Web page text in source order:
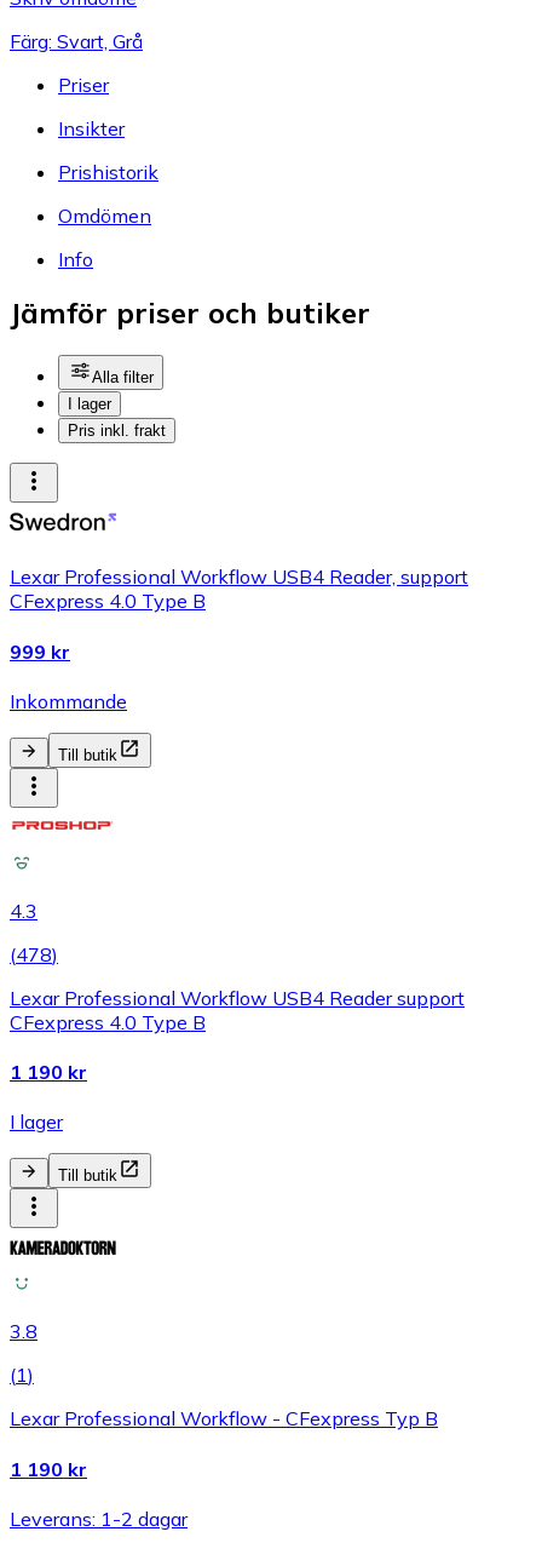
Färg: Svart, Grå
Priser
Insikter
Prishistorik
Omdömen
Info
Jämför priser och butiker
Alla filter
I lager
Pris inkl. frakt
Lexar Professional Workflow USB4 Reader, support
CFexpress 4.0 Type B
999 kr
Inkommande
Till butik
4.3
(478)
Lexar Professional Workflow USB4 Reader support
CFexpress 4.0 Type B
1 190 kr
I lager
Till butik
3.8
(1)
Lexar Professional Workflow - CFexpress Typ B
1 190 kr
Leverans: 1-2 dagar